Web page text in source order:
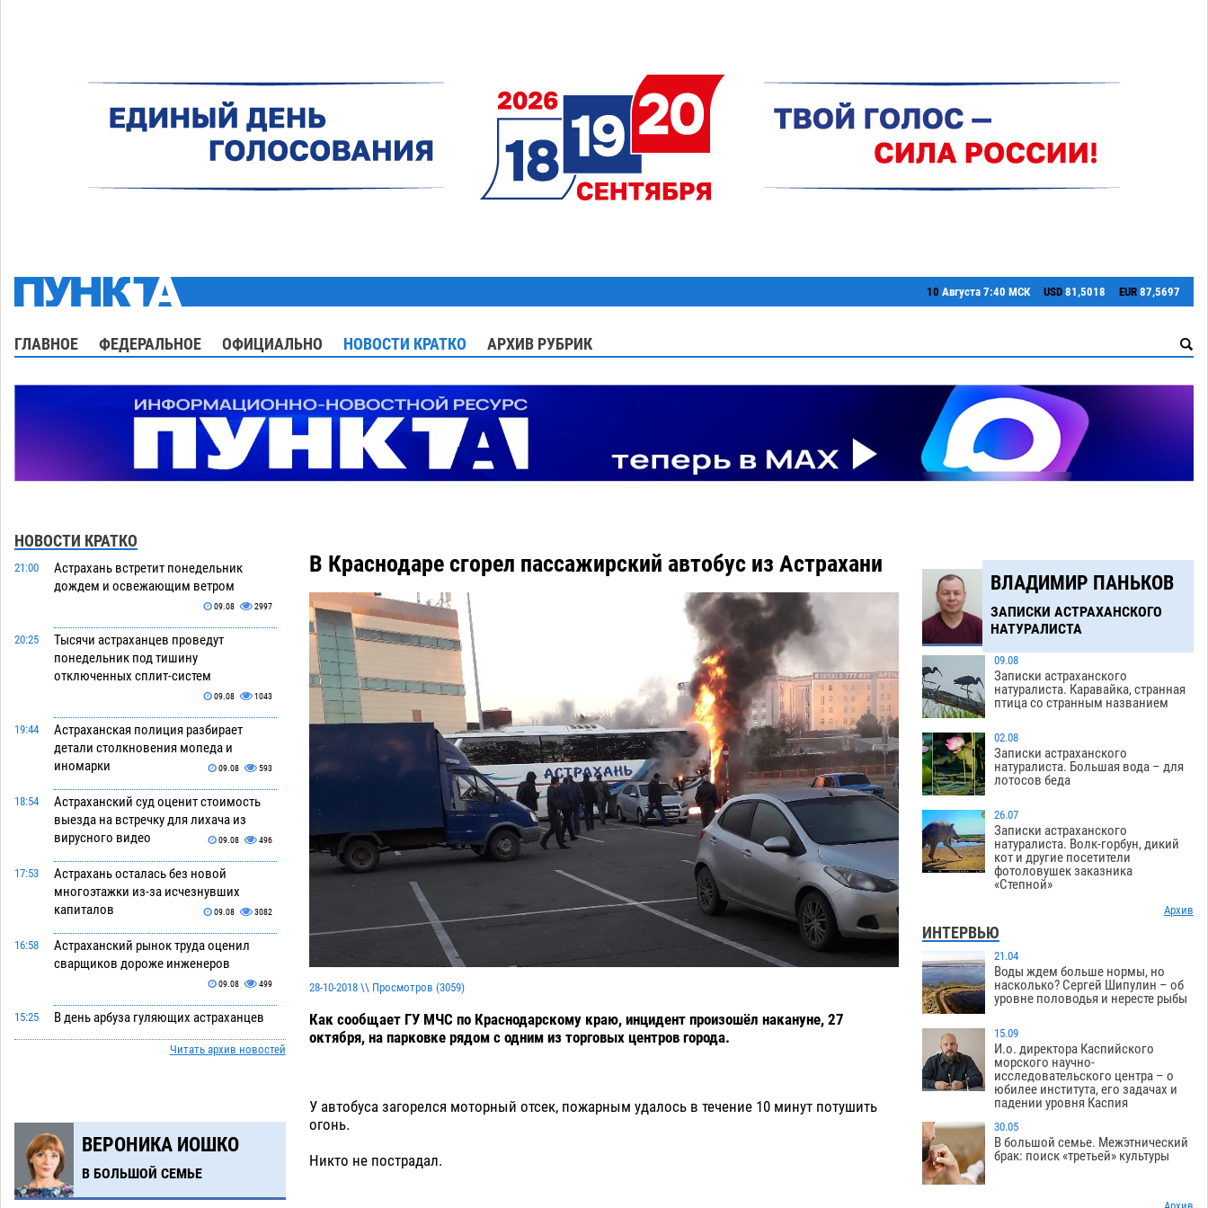
10 Августа 7:40 МСК USD 81,5018 EUR 87,5697
ГЛАВНОЕ ФЕДЕРАЛЬНОЕ ОФИЦИАЛЬНО НОВОСТИ КРАТКО АРХИВ РУБРИК
НОВОСТИ КРАТКО
21:00
Астрахань встретит понедельник
дождем и освежающим ветром
09.08 2997
20:25
Тысячи астраханцев проведут
понедельник под тишину
отключенных сплит-систем
09.08 1043
19:44
Астраханская полиция разбирает
детали столкновения мопеда и
иномарки
09.08 593
18:54
Астраханский суд оценит стоимость
выезда на встречку для лихача из
вирусного видео
09.08 496
17:53
Астрахань осталась без новой
многоэтажки из-за исчезнувших
капиталов
09.08 3082
16:58
Астраханский рынок труда оценил
сварщиков дороже инженеров
09.08 499
15:25
В день арбуза гуляющих астраханцев
ждет безалкогольная набережная
09.08 457
яму
13:08
Астраханцев зовут смотреть на
падающие звезды и загадывать
желания
09.08 427
Читать архив новостей
ВЕРОНИКА ИОШКО
В БОЛЬШОЙ СЕМЬЕ
В Краснодаре сгорел пассажирский автобус из Астрахани
28-10-2018 \\ Просмотров (3059)
Как сообщает ГУ МЧС по Краснодарскому краю, инцидент произошёл накануне, 27
октября, на парковке рядом с одним из торговых центров города.
У автобуса загорелся моторный отсек, пожарным удалось в течение 10 минут потушить
огонь.
Никто не пострадал.
ВЛАДИМИР ПАНЬКОВ
ЗАПИСКИ АСТРАХАНСКОГО
НАТУРАЛИСТА
09.08
Записки астраханского
натуралиста. Каравайка, странная
птица со странным названием
02.08
Записки астраханского
натуралиста. Большая вода – для
лотосов беда
26.07
Записки астраханского
натуралиста. Волк-горбун, дикий
кот и другие посетители
фотоловушек заказника
«Степной»
Архив
ИНТЕРВЬЮ
21.04
Воды ждем больше нормы, но
насколько? Сергей Шипулин – об
уровне половодья и нересте рыбы
15.09
И.о. директора Каспийского
морского научно-
исследовательского центра – о
юбилее института, его задачах и
падении уровня Каспия
30.05
В большой семье. Межэтнический
брак: поиск «третьей» культуры